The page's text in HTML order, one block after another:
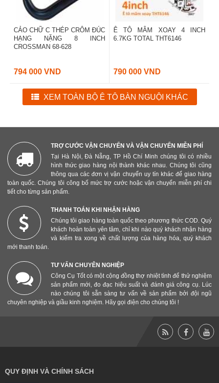
CẢO CHỮ C THÉP CRÔM ĐÚC
HẠNG NẶNG 8 INCH
CROSSMAN 68-628
794 000 VND
Ê TÔ MÂM XOAY 4 INCH
6.7KG TOTAL THT6146
790 000 VND
XEM TOÀN BỘ Ê TÔ BÀN NGUỘI KHÁC
TRỢ CƯỚC VẬN CHUYỂN VÀ VẬN CHUYỂN MIỄN PHÍ
Tại Hà Nội, Đà Nẵng, TP Hồ Chí Minh chúng tôi có nhiều
hình thức giao hàng nội thành khác nhau. Chúng tôi cũng
thông qua các đơn vị vận chuyển uy tín khác để giao hàng
toàn quốc. Chúng tôi công bố mức trợ cước hoặc vận chuyển miễn phí chi
tiết cho từng sản phẩm.
THANH TOÁN KHI NHẬN HÀNG
Chúng tôi giao hàng toàn quốc theo phương thức COD. Quý
khách hoàn toàn yên tâm, chỉ khi nào quý khách nhận hàng
và kiểm tra xong về chất lượng của hàng hóa, quý khách
mới thanh toán.
TƯ VẤN CHUYÊN NGHIỆP
Công Cụ Tốt có một cộng đồng thợ nhiệt tình để thử nghiệm
sản phẩm mới, đo đạc hiệu suất và đánh giá công cụ. Lúc
nào chúng tôi sẵn sàng tư vấn về sản phẩm bởi đội ngũ
chuyên nghiệp và giầu kinh nghiệm. Hãy gọi điện cho chúng tôi !
QUY ĐỊNH VÀ CHÍNH SÁCH